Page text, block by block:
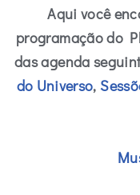
Aqui você
programação do
das agenda
do Universo,